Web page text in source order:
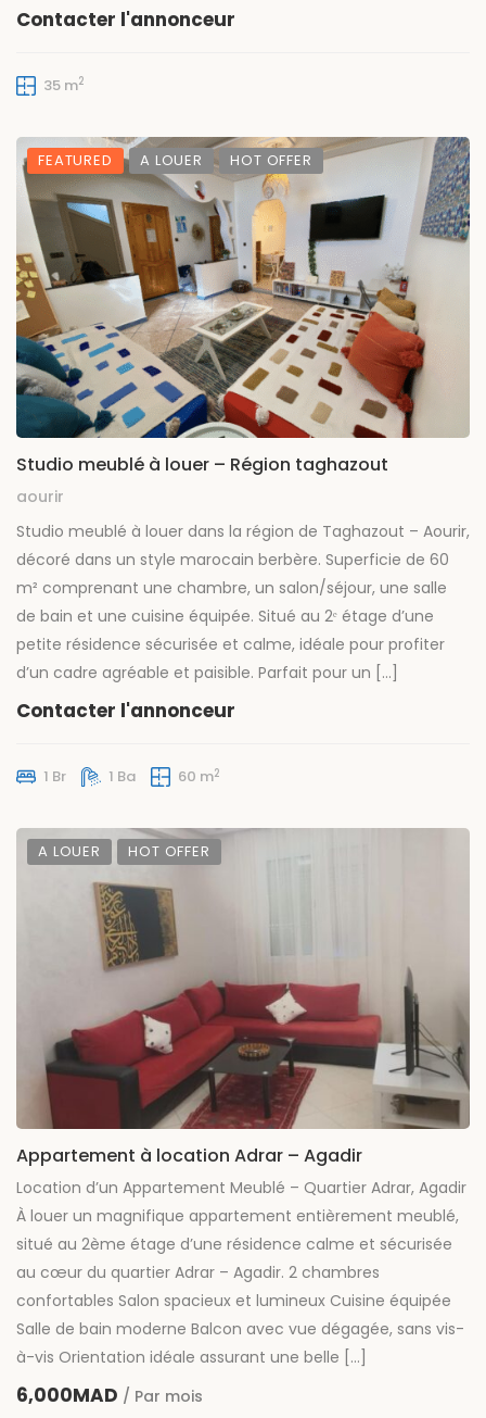
Contacter l'annonceur
35 m2
FEATURED A LOUER HOT OFFER
Studio meublé à louer – Région taghazout
aourir
Studio meublé à louer dans la région de Taghazout – Aourir,
décoré dans un style marocain berbère. Superficie de 60
m² comprenant une chambre, un salon/séjour, une salle
de bain et une cuisine équipée. Situé au 2ᵉ étage d’une
petite résidence sécurisée et calme, idéale pour profiter
d’un cadre agréable et paisible. Parfait pour un […]
Contacter l'annonceur
1 Br 1 Ba 60 m2
A LOUER HOT OFFER
Appartement à location Adrar – Agadir
Location d’un Appartement Meublé – Quartier Adrar, Agadir
À louer un magnifique appartement entièrement meublé,
situé au 2ème étage d’une résidence calme et sécurisée
au cœur du quartier Adrar – Agadir. 2 chambres
confortables Salon spacieux et lumineux Cuisine équipée
Salle de bain moderne Balcon avec vue dégagée, sans vis-
à-vis Orientation idéale assurant une belle […]
6,000MAD / Par mois